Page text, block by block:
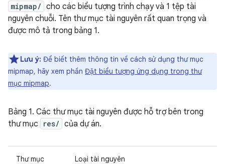
mipmap/ cho các biểu tượng trình chạy và 1 tệp tài
nguyên chuỗi. Tên thư mục tài nguyên rất quan trọng và
được mô tả trong bảng 1.
Lưu ý: Để biết thêm thông tin về cách sử dụng thư mục
mipmap, hãy xem phần Đặt biểu tượng ứng dụng trong thư
mục mipmap.
Bảng 1. Các thư mục tài nguyên được hỗ trợ bên trong
thư mục
res/ của dự án.
Thư mục Loại tài nguyên